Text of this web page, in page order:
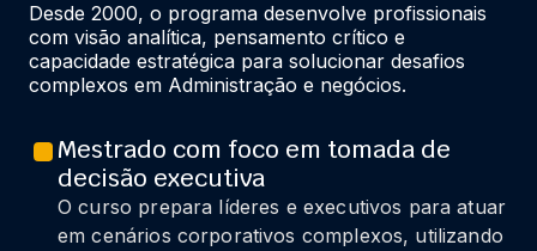
Desde 2000, o programa desenvolve profissionais
com visão analítica, pensamento crítico e
capacidade estratégica para solucionar desafios
complexos em Administração e negócios.
Mestrado com foco em tomada de
decisão executiva
O curso prepara líderes e executivos para atuar
em cenários corporativos complexos, utilizando